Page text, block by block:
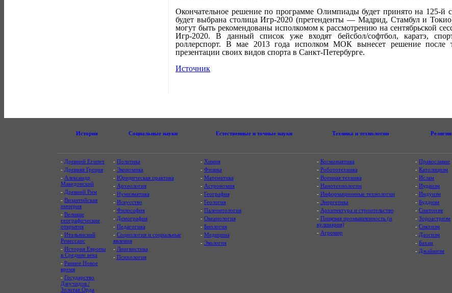
Окончательное решение по программе Олимпиады будет принято на 125-й
будет выбрана столица Игр-2020 (претенденты — Мадрид, Стамбул и
могут быть рекомендованы исполкомом к рассмотрению на сентябрьской
Игр-2020. В данный список уже входят бейсбол/софтбол, каратэ,
роллерспорт. В мае 2013 года исполком МОК вынесет решение после
презентации своих видов спорта в Санкт-Петербурге.
Источник
История Социальные науки Естественные и точные науки Техника и технологии Религии
- Древний Египет
- Древняя Греция
- Александр
Македонский
- Древний Рим
- Византийская
империя
- Великие
географические
открытия
- Итальянский
Ренессанс
- История Европы
в Средние века
- Раннее Новое
время
- Государство
Джучидов /
Золотая Орда
- Политика
- Экономика
- Юридическая практика
- Археология
- Нумизматика
- Искусство
- Философия
- Демография
- Педагогика
- Социология и социальные
явления
- Лингвистика
- Психология
- Химия
- Физика
- Математика
- Астрономия
- География
- Геология
- Палеонтология
- Океанология
- Биология
- Медицина
- Экология
- Космонавтика
- Робототехника
- Военная техника
- Нанотехнологии
- Информационные технологии
- Энергетика
- Архитектура и строительство
- Пищевая промышленность (и
кулинария)
- Агромир
-Православие
-Католицизм
-Ислам
-Иудаизм
-Индуизм
-Буддизм
-Синтоизм
-Зороастризм
-Сикхизм
- Даосизм
-Бахаи
- Джайнизм